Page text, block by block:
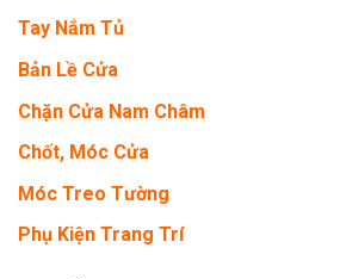
Tay Nắm Tủ
Bản Lề Cửa
Chặn Cửa Nam Châm
Chốt, Móc Cửa
Móc Treo Tường
Phụ Kiện Trang Trí